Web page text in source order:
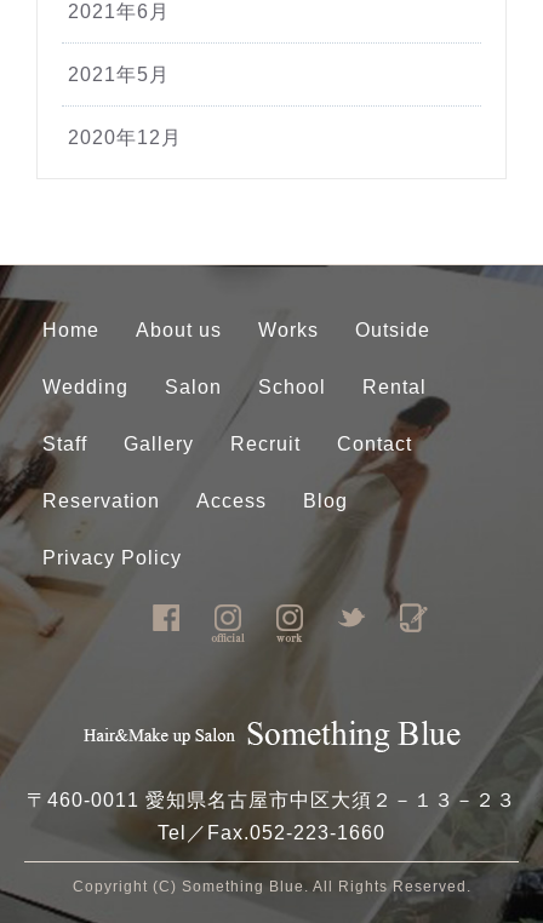
2021年6月
2021年5月
2020年12月
Home About us Works Outside
Wedding Salon School Rental
Staff Gallery Recruit Contact
Reservation Access Blog
Privacy Policy
〒460-0011 愛知県名古屋市中区大須２－１３－２３
Tel／Fax.052-223-1660
Copyright (C) Something Blue. All Rights Reserved.